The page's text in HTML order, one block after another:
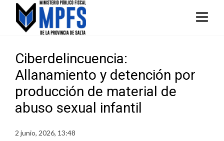
Ciberdelincuencia:
Allanamiento y detención por
producción de material de
abuso sexual infantil
2 junio, 2026, 13:48